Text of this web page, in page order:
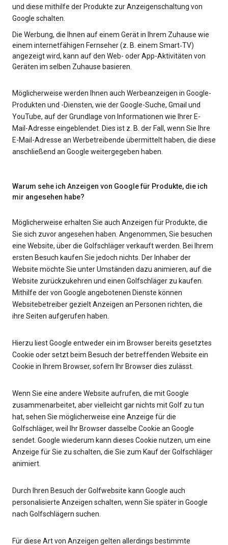
und diese mithilfe der Produkte zur Anzeigenschaltung von
Google schalten.
Die Werbung, die Ihnen auf einem Gerät in Ihrem Zuhause wie
einem internetfähigen Fernseher (z. B. einem Smart‑TV)
angezeigt wird, kann auf den Web- oder App-Aktivitäten von
Geräten im selben Zuhause basieren.
Möglicherweise werden Ihnen auch Werbeanzeigen in Google-
Produkten und -Diensten, wie der Google-Suche, Gmail und
YouTube, auf der Grundlage von Informationen wie Ihrer E-
Mail-Adresse eingeblendet. Dies ist z. B. der Fall, wenn Sie Ihre
E-Mail-Adresse an Werbetreibende übermittelt haben, die diese
anschließend an Google weitergegeben haben.
Warum sehe ich Anzeigen von Google für Produkte, die ich
mir angesehen habe?
Möglicherweise erhalten Sie auch Anzeigen für Produkte, die
Sie sich zuvor angesehen haben. Angenommen, Sie besuchen
eine Website, über die Golfschläger verkauft werden. Bei Ihrem
ersten Besuch kaufen Sie jedoch nichts. Der Inhaber der
Website möchte Sie unter Umständen dazu animieren, auf die
Website zurückzukehren und einen Golfschläger zu kaufen.
Mithilfe der von Google angebotenen Dienste können
Websitebetreiber gezielt Anzeigen an Personen richten, die
ihre Seiten aufgerufen haben.
Hierzu liest Google entweder ein im Browser bereits gesetztes
Cookie oder setzt beim Besuch der betreffenden Website ein
Cookie in Ihrem Browser, sofern Ihr Browser dies zulässt.
Wenn Sie eine andere Website aufrufen, die mit Google
zusammenarbeitet, aber vielleicht gar nichts mit Golf zu tun
hat, sehen Sie möglicherweise eine Anzeige für die
Golfschläger, weil Ihr Browser dasselbe Cookie an Google
sendet. Google wiederum kann dieses Cookie nutzen, um eine
Anzeige für Sie zu schalten, die Sie zum Kauf der Golfschläger
animiert.
Durch Ihren Besuch der Golfwebsite kann Google auch
personalisierte Anzeigen schalten, wenn Sie später in Google
nach Golfschlägern suchen.
Für diese Art von Anzeigen gelten allerdings bestimmte